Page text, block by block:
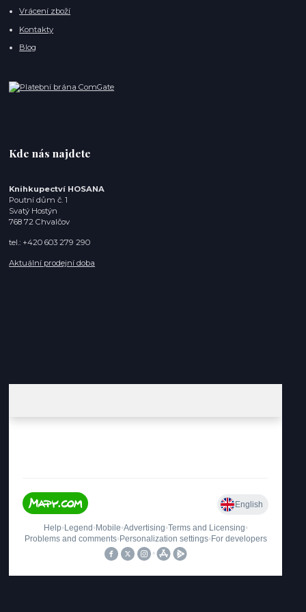
Vrácení zboží
Kontakty
Blog
Kde nás najdete
Knihkupectví HOSANA
Poutní dům č. 1
Svatý Hostýn
768 72 Chvalčov
tel.: +420 603 279 290
Aktuální prodejní doba